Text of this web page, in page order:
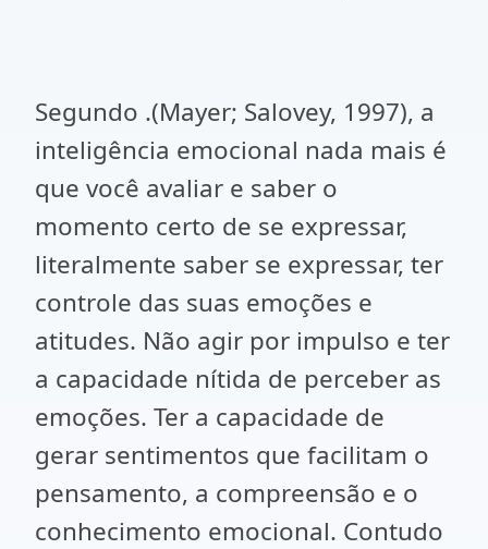
Segundo .(Mayer; Salovey, 1997), a
inteligência emocional nada mais é
que você avaliar e saber o
momento certo de se expressar,
literalmente saber se expressar, ter
controle das suas emoções e
atitudes. Não agir por impulso e ter
a capacidade nítida de perceber as
emoções. Ter a capacidade de
gerar sentimentos que facilitam o
pensamento, a compreensão e o
conhecimento emocional. Contudo